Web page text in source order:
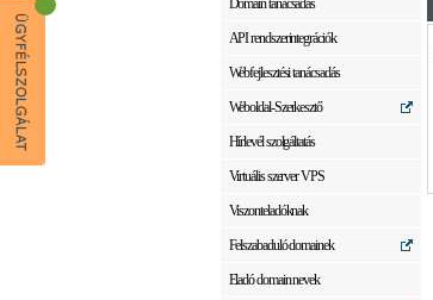
Domain tanácsadás
API rendszerintegrációk
Webfejlesztési tanácsadás
Weboldal-Szerkesztő
Hírlevél szolgáltatás
Virtuális szerver VPS
Viszonteladóknak
Felszabaduló domainek
Eladó domain nevek